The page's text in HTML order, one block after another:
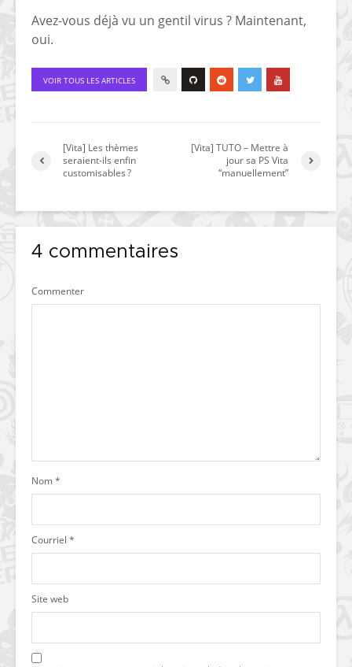
Avez-vous déjà vu un gentil virus ? Maintenant,
oui.
VOIR TOUS LES ARTICLES
[Vita] Les thèmes
seraient-ils enfin
customisables ?
[Vita] TUTO – Mettre à
jour sa PS Vita
“manuellement”
4 commentaires
Commenter
Nom*
Courriel *
Site web